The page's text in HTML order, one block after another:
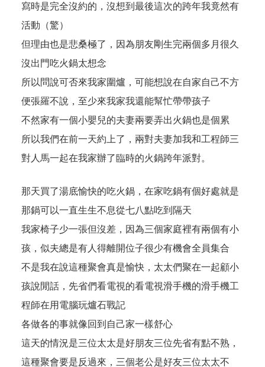
寫時是完全沒約的，沒想到最後這次的跨年我竟然有
活動（驚）
但理由也是悲桑極了，因為朋友剛生完兩個多月很久
沒出門吃火鍋太想念
所以問說可否來我家圍爐，可能想說在自家自己不方
便張羅不說，至少來我家我還能幫忙帶帶孩子
不然家有一個小嬰兒的夫妻兩要弄出火鍋也是個累
所以我們在前一天約上了，兩對夫妻加我和工程師三
對人馬一起在我家辦了臨時的火鍋跨年派對。
那天買了湯底愉快的吃火鍋，在家吃鍋有個好處就是
那鍋可以一直生生不息從七八點吃到隔天
我家椅子少一張但沒差，因為三個家庭裡有兩個有小
孩，似夫總是有人得離開位子很少有機會全員集合
不是我在說這種聚會真是愉快，太太們聚在一起顧小
孩說閒話，先省們看電視的看電視滑手機的滑手機工
程師在用電腦玩爐石戰記
各做各的事就像回到自己家一樣舒心
這天的情況是三位太太是好朋友三位先省有點不熟，
這種聚會要是反過來，三個老公是好友三位太太不